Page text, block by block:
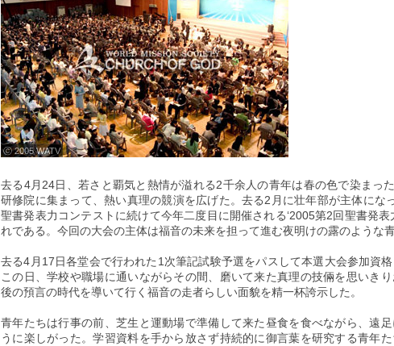
ⓒ 2005 WATV
去る4月24日、若さと覇気と熱情が溢れる2千余人の青年は春の色で染まっ
研修院に集まって、熱い真理の競演を広げた。去る2月に壮年部が主体にな
聖書発表力コンテストに続けて今年二度目に開催される‘2005第2回聖書発表
れである。今回の大会の主体は福音の未来を担って進む夜明けの露のような青
去る4月17日各堂会で行われた1次筆記試験予選をパスして本選大会参加資
この日、学校や職場に通いながらその間、磨いて来た真理の技倆を思いき
後の預言の時代を導いて行く福音の走者らしい面貌を精一杯誇示した。
青年たちは行事の前、芝生と運動場で準備して来た昼食を食べながら、遠
うに楽しがった。学習資料を手から放さず持続的に御言葉を研究する青年